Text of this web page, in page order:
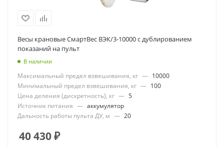
Весы крановые СмартВес ВЭК/3-10000 с дублированием
показаний на пульт
В наличии
Максимальный предел взвешивания, кг — 10000
Минимальный предел взвешивания, кг — 100
Цена деления (дискретность), кг — 5
Источник питания — аккумулятор
Дальность работы пульта ДУ, м — 20
40 430₽